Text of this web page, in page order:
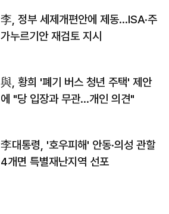
李, 정부 세제개편안에 제동…ISA·주
가누르기안 재검토 지시
與, 황희 '폐기 버스 청년 주택' 제안
에 "당 입장과 무관…개인 의견"
李대통령, '호우피해' 안동·의성 관할
4개면 특별재난지역 선포